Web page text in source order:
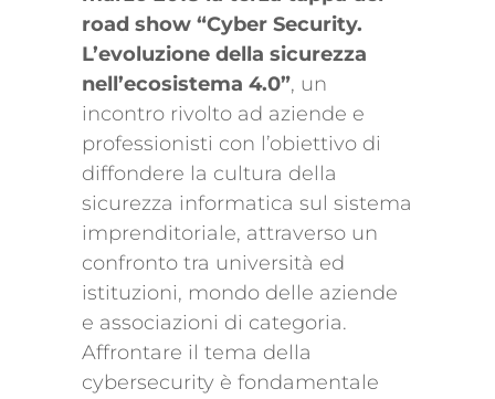
road show “Cyber Security.
L’evoluzione della sicurezza
nell’ecosistema 4.0”, un
incontro rivolto ad aziende e
professionisti con l’obiettivo di
diffondere la cultura della
sicurezza informatica sul sistema
imprenditoriale, attraverso un
confronto tra università ed
istituzioni, mondo delle aziende
e associazioni di categoria.
Affrontare il tema della
cybersecurity è fondamentale